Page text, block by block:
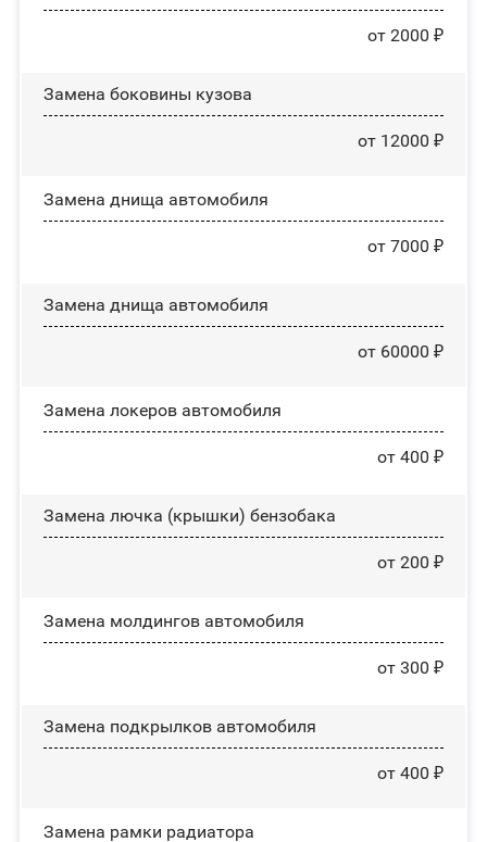
от 2000 ₽
Замена боковины кузова
от 12000 ₽
Замена днища автомобиля
от 7000 ₽
Замена днища автомобиля
от 60000 ₽
Замена лoĸepoв автомобиля
от 400 ₽
Замена лючка (крышки) бензобака
от 200 ₽
Замена молдингов автомобиля
от 300 ₽
Замена пoдĸpылĸoв автомобиля
от 400 ₽
Замена рамки радиатора